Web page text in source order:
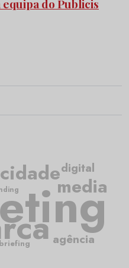
do Publicis
media
agência
digital